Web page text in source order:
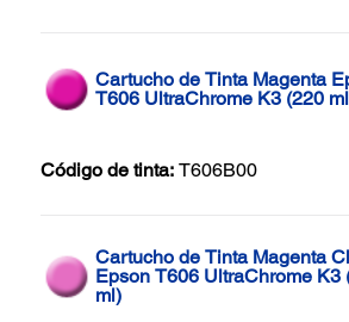
Cartucho de Tinta Magenta
T606 UltraChrome K3 (220
Código de tinta: T606B00
Cartucho de Tinta Magenta
Epson T606 UltraChrome K3
ml)